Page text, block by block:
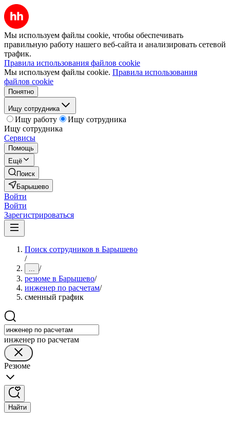
Мы используем файлы cookie, чтобы обеспечивать
правильную работу нашего веб-сайта и анализировать сетевой
трафик.
Правила использования файлов cookie
Мы используем файлы cookie. Правила использования
файлов cookie
Понятно
Ищу сотрудника
Ищу работу
Ищу сотрудника
Ищу сотрудника
Сервисы
Помощь
Ещё
Поиск
Барышево
Войти
Войти
Зарегистрироваться
Поиск сотрудников в Барышево
/
... /
резюме в Барышево/
инженер по расчетам/
сменный график
инженер по расчетам
Резюме
Найти